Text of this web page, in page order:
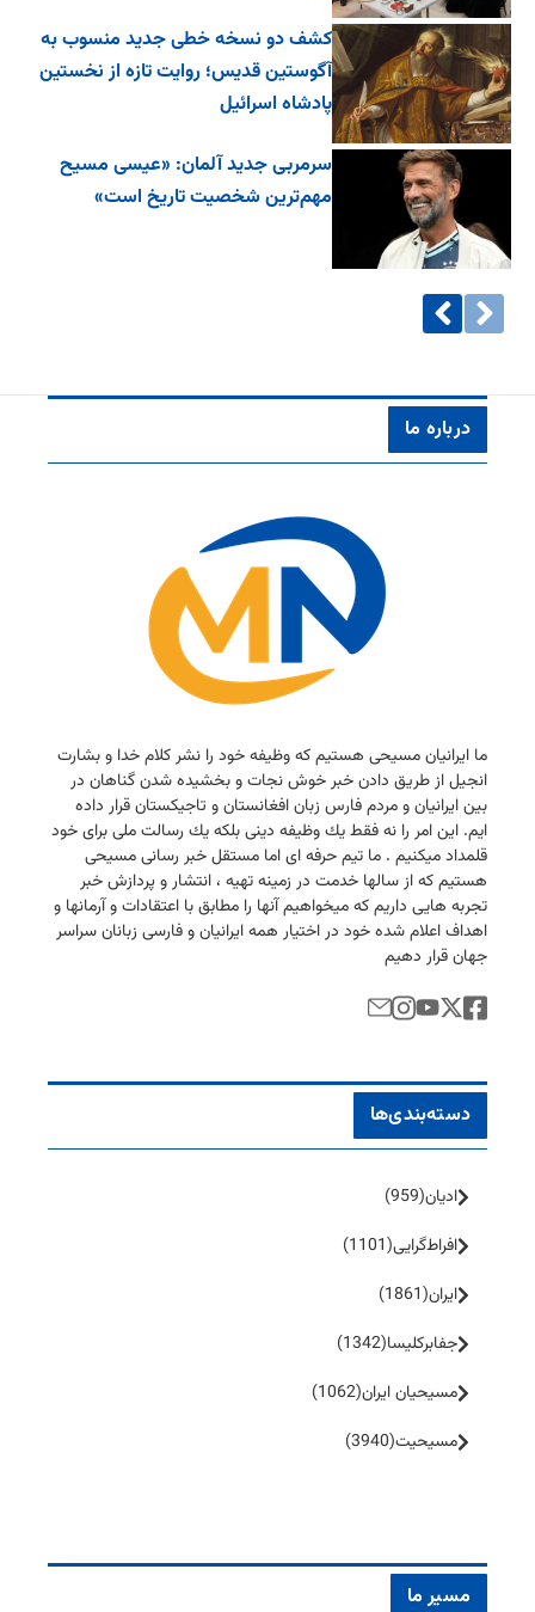
کشف دو نسخه خطی جدید منسوب به
آگوستین قدیس؛ روایت تازه از نخستین
پادشاه اسرائیل
سرمربی جدید آلمان: «عیسی مسیح
مهم‌ترین شخصیت تاریخ است»
درباره ما
ما ایرانیان مسیحی هستیم كه وظیفه خود را نشر كلام خدا و بشارت
انجیل از طریق دادن خبر خوش نجات و بخشیده شدن گناهان در
بین ایرانیان و مردم فارس زبان افغانستان و تاجیكستان قرار داده
ایم. این امر را نه فقط یك وظیفه دینی بلكه یك رسالت ملی برای خود
قلمداد میكنیم . ما تیم حرفه ای اما مستقل خبر رسانی مسیحی
هستیم كه از سالها خدمت در زمینه تهیه ، انتشار و پردازش خبر
تجربه هایی داریم كه میخواهیم آنها را مطابق با اعتقادات و آرمانها و
اهداف اعلام شده خود در اختیار همه ایرانیان و فارسی زبانان سراسر
جهان قرار دهیم
دسته‌بندی‌ها
ادیان(959)
افراط‌گرایی(1101)
ایران(1861)
جفا‌بر‌کلیسا(1342)
مسیحیان ایران(1062)
مسیحیت(3940)
مسیر ما